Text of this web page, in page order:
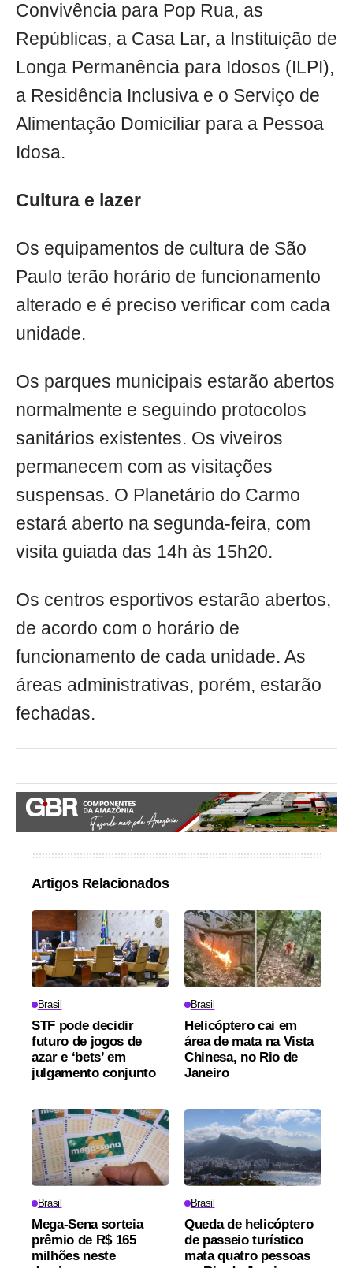
Convivência para Pop Rua, as
Repúblicas, a Casa Lar, a Instituição de
Longa Permanência para Idosos (ILPI),
a Residência Inclusiva e o Serviço de
Alimentação Domiciliar para a Pessoa
Idosa.
Cultura e lazer
Os equipamentos de cultura de São
Paulo terão horário de funcionamento
alterado e é preciso verificar com cada
unidade.
Os parques municipais estarão abertos
normalmente e seguindo protocolos
sanitários existentes. Os viveiros
permanecem com as visitações
suspensas. O Planetário do Carmo
estará aberto na segunda-feira, com
visita guiada das 14h às 15h20.
Os centros esportivos estarão abertos,
de acordo com o horário de
funcionamento de cada unidade. As
áreas administrativas, porém, estarão
fechadas.
Artigos Relacionados
Brasil
STF pode decidir
futuro de jogos de
azar e ‘bets’ em
julgamento conjunto
Brasil
Helicóptero cai em
área de mata na Vista
Chinesa, no Rio de
Janeiro
Brasil
Mega-Sena sorteia
prêmio de R$ 165
milhões neste
Brasil
Queda de helicóptero
de passeio turístico
mata quatro pessoas